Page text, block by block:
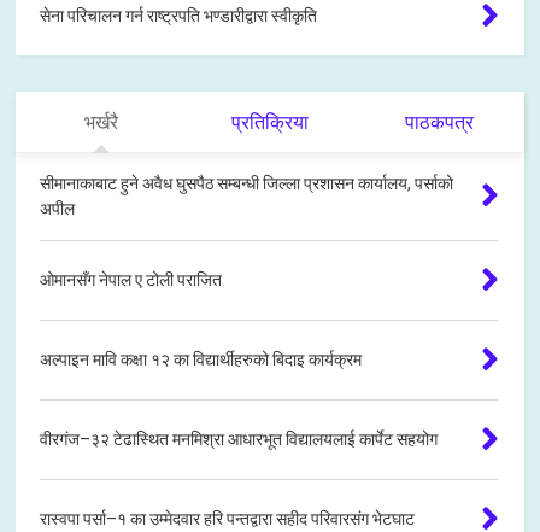
सेना परिचालन गर्न राष्ट्रपति भण्डारीद्वारा स्वीकृति
भर्खरै प्रतिक्रिया पाठकपत्र
सीमानाकाबाट हुने अवैध घुसपैठ सम्बन्धी जिल्ला प्रशासन कार्यालय, पर्साको
अपील
ओमानसँग नेपाल ए टोली पराजित
अल्पाइन मावि कक्षा १२ का विद्यार्थीहरुको बिदाइ कार्यक्रम
वीरगंज–३२ टेढास्थित मनमिश्रा आधारभूत विद्यालयलाई कार्पेट सहयोग
रास्वपा पर्सा–१ का उम्मेदवार हरि पन्तद्वारा सहीद परिवारसंग भेटघाट